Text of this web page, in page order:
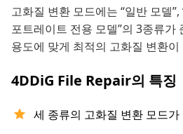
고화질 변환 모드에는 “일반 모델”,
포트레이트 전용 모델”의 3종류가
용도에 맞게 최적의 고화질 변환이
4DDiG File Repair의 특징
세 종류의 고화질 변환 모드가